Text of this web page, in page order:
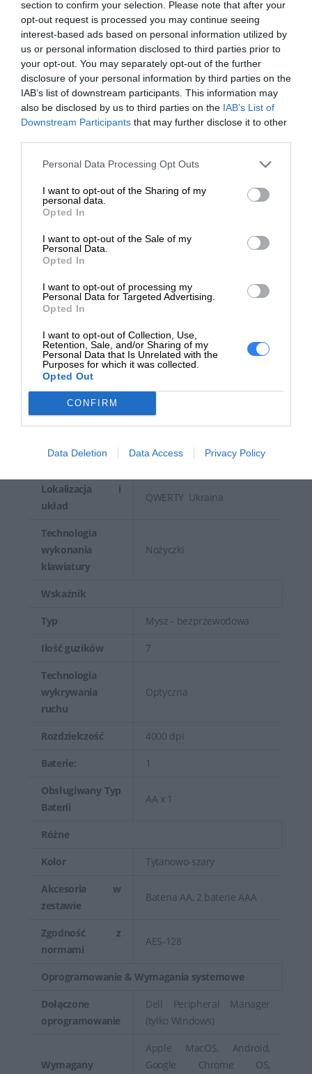
section to confirm your selection. Please note that after your
opt-out request is processed you may continue seeing
interest-based ads based on personal information utilized by
us or personal information disclosed to third parties prior to
your opt-out. You may separately opt-out of the further
disclosure of your personal information by third parties on the
IAB’s list of downstream participants. This information may
also be disclosed by us to third parties on the IAB’s List of
Downstream Participants that may further disclose it to other
Personal Data Processing Opt Outs
I want to opt-out of the Sharing of my
personal data.
Opted In
I want to opt-out of the Sale of my
Personal Data.
Opted In
I want to opt-out of processing my
Personal Data for Targeted Advertising.
Opted In
I want to opt-out of Collection, Use,
Retention, Sale, and/or Sharing of my
Personal Data that Is Unrelated with the
Purposes for which it was collected.
Opted Out
CONFIRM
Data Deletion Data Access Privacy Policy
Trwałość i bezpieczeństwoKlawiatura
zapewnia bezpieczną transmisję danych
między komputerami i urządzeniami dzięki
128-bitowej technologii szyfrowania AES
(Advanced Encryption Standard), która
zapewnia bezpieczne połączenie podczas
pisania.
urządzenia
Zestaw klawiatura i mysz
Odbiornik
bezprzewodowy
Odbiornik bezprzewodowy
Wymiary
(szerokość x
głębokość x
wysokość) /
Waga
Klawiatura: 43.33 cm x
Mysz: 6.97 cm x 11.45 cm x
4.16 cm / 84 g
Urządzenie wejściowe
Typ
Klawiatura -
Funkcje Hot Keys Głośność, wyciszenie
Lokalizacja i
układ
QWERTY Ukraina
Technologia
wykonania
klawiatury
Nożyczki
Wskaźnik
Typ Mysz - bezprzewodowa
Ilość guzików 7
Technologia
wykrywania
ruchu
Optyczna
Rozdzielczość 4000 dpi
Baterie: 1
Obsługiwany Typ
Baterii
AA x 1
Różne
Kolor Tytanowo-szary
Akcesoria w
zestawie
Bateria AA, 2 baterie AAA
Zgodność z
normami
AES-128
Oprogramowanie & Wymagania systemowe
Dołączone
oprogramowanie
Dell Peripheral Manager
(tylko Windows)
Wymagany
Apple MacOS, Android,
Google Chrome OS,